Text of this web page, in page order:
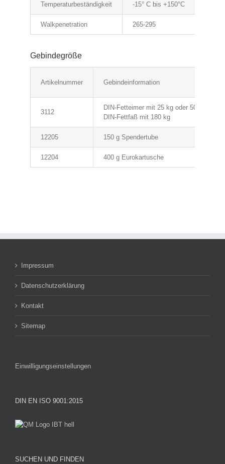
Temperaturbeständigkeit -15° C bis +150°C
Walkpenetration 265-295
Gebindegröße
Artikelnummer Gebindeinformation
3112
DIN-Fetteimer mit 25 kg oder 50 kg
DIN-Fettfaß mit 180 kg
12205 150 g Spendertube
12204 400 g Eurokartusche
Impressum
Datenschutzerklärung
Kontakt
Sitemap
Einwilligungseinstellungen
DIN EN ISO 9001:2015
SUCHEN UND FINDEN